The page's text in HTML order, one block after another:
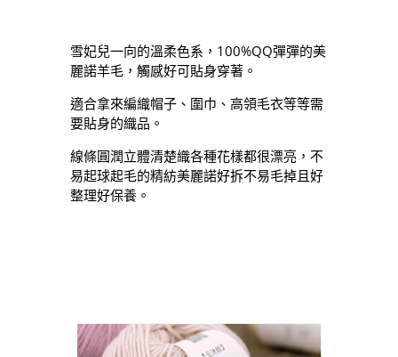
雪妃兒一向的溫柔色系，100%QQ彈彈的美
麗諾羊毛，觸感好可貼身穿著。
適合拿來編織帽子、圍巾、高領毛衣等等需
要貼身的織品。
線條圓潤立體清楚織各種花樣都很漂亮，不
易起球起毛的精紡美麗諾好拆不易毛掉且好
整理好保養。